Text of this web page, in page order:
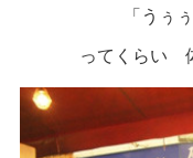
「うぅ
ってくらい